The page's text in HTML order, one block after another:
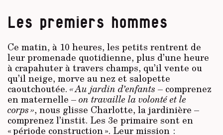
Les premiers hommes
Ce matin, à 10 heures, les petits rentrent de
leur promenade quotidienne, plus d’une heure
à crapahuter à travers champs, qu’il vente ou
qu’il neige, morve au nez et salopette
caoutchoutée. « Au jardin d’enfants – comprenez
en maternelle –on travaille la volonté et le
corps », nous glisse Charlotte, la jardinière –
comprenez l’instit. Les 3e primaire sont en
« période construction ». Leur mission :